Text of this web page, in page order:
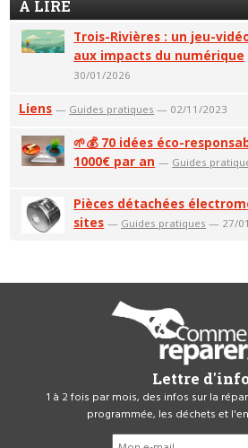
A LIRE
Trois-Rivières : un jeu-
aux impacts du numérique
30/01/2026
Liens — Guides pratiques — 02/11/2023
🌱💰 70 idées éco-
1000€ par an — Guides
Pièces détachées
sites — Guides pratiques — 27/
Lettre
1 à 2 fois par mois, des infos sur la
programmée, les déchets et